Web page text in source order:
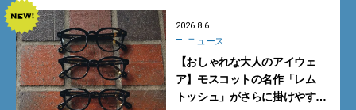
2026.8.6
ニュース
【おしゃれな大人のアイウェ
ア】モスコットの名作「レム
トッシュ」がさらに掛けやす